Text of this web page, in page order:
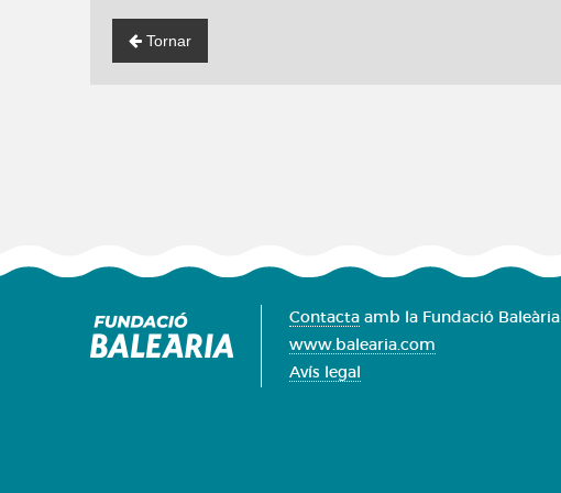
Tornar
Contacta amb la Fundació Baleària
www.balearia.com
Avís legal